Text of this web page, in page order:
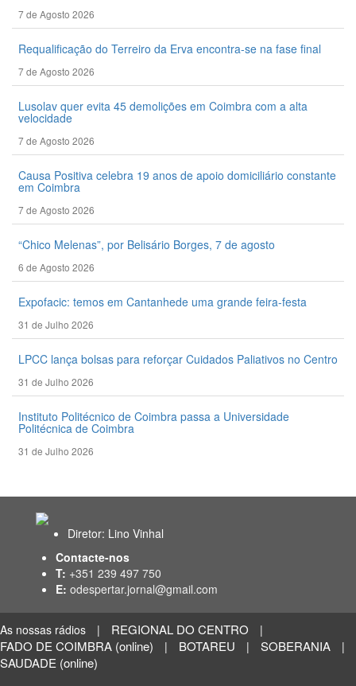
7 de Agosto 2026
Requalificação do Terreiro da Erva encontra-se na fase final
7 de Agosto 2026
Lusolav quer evita 45 demolições em Coimbra com a alta
velocidade
7 de Agosto 2026
Causa Positiva celebra 19 anos de apoio domiciliário constante
em Coimbra
7 de Agosto 2026
“Chico Melenas”, por Belisário Borges, 7 de agosto
6 de Agosto 2026
Expofacic: temos em Cantanhede uma grande feira-festa
31 de Julho 2026
LPCC lança bolsas para reforçar Cuidados Paliativos no Centro
31 de Julho 2026
Instituto Politécnico de Coimbra passa a Universidade
Politécnica de Coimbra
31 de Julho 2026
Diretor: Lino Vinhal
Contacte-nos
T: +351 239 497 750
E: odespertar.jornal@gmail.com
As nossas rádios | REGIONAL DO CENTRO |
FADO DE COIMBRA (online) | BOTAREU | SOBERANIA |
SAUDADE (online)